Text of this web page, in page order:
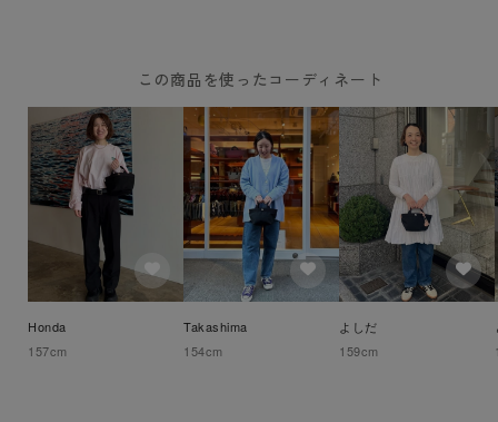
この商品を使ったコーディネート
Honda
157cm
Takashima
154cm
よしだ
159cm